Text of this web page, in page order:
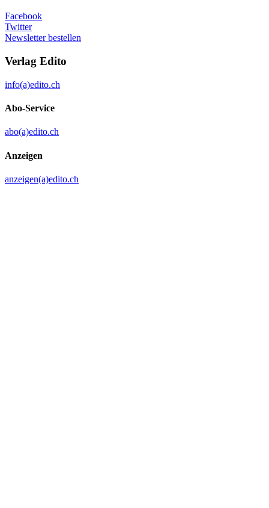
Facebook
Twitter
Newsletter bestellen
Verlag Edito
info(a)edito.ch
Abo-Service
abo(a)edito.ch
Anzeigen
anzeigen(a)edito.ch